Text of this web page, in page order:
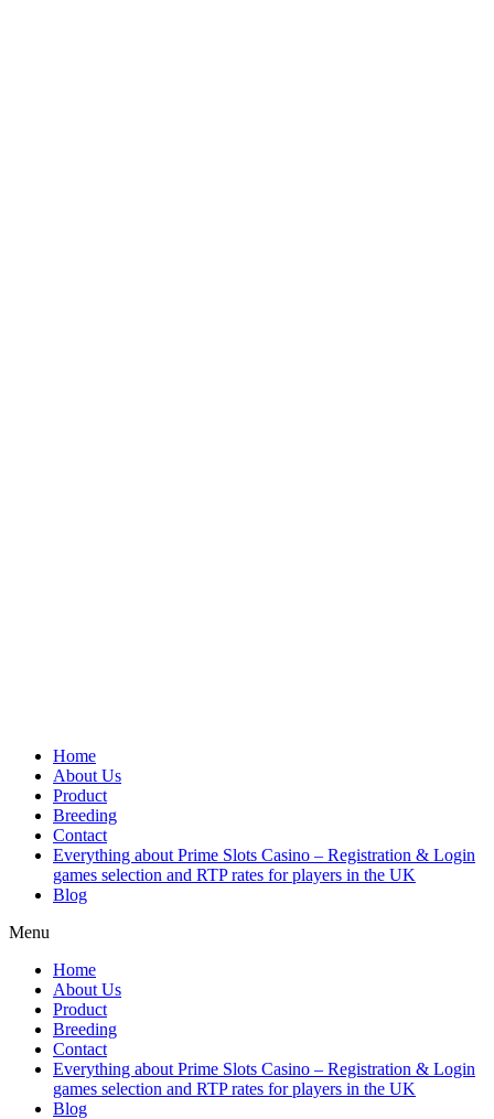
Home
About Us
Product
Breeding
Contact
Everything about Prime Slots Casino – Registration & Login
games selection and RTP rates for players in the UK
Blog
Menu
Home
About Us
Product
Breeding
Contact
Everything about Prime Slots Casino – Registration & Login
games selection and RTP rates for players in the UK
Blog